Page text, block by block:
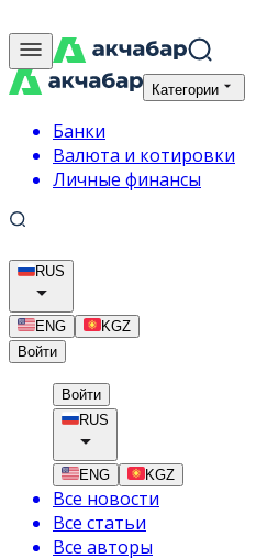
Категории
Банки
Валюта и котировки
Личные финансы
RUS
ENG
KGZ
Войти
Войти
RUS
ENG KGZ
Все новости
Все статьи
Все авторы